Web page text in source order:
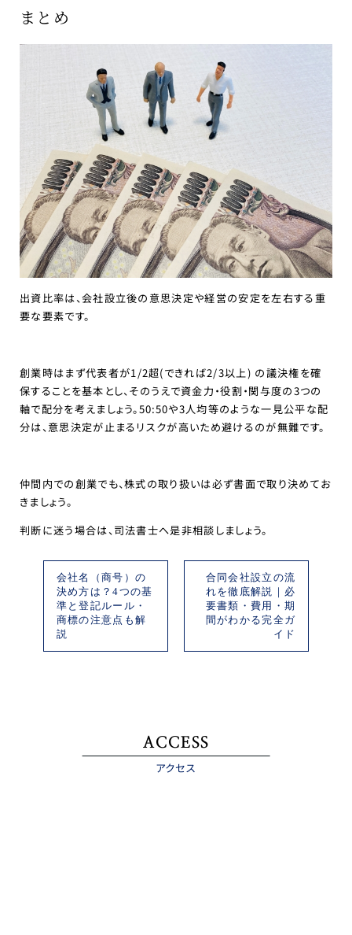
まとめ
出資比率は、会社設立後の意思決定や経営の安定を左右する重
要な要素です。
創業時はまず代表者が1/2超(できれば2/3以上) の議決権を確
保することを基本とし、そのうえで資金力・役割・関与度の3つの
軸で配分を考えましょう。50:50や3人均等のような一見公平な配
分は、意思決定が止まるリスクが高いため避けるのが無難です。
仲間内での創業でも、株式の取り扱いは必ず書面で取り決めてお
きましょう。
判断に迷う場合は、司法書士へ是非相談しましょう。
会社名（商号）の
決め方は？4つの基
準と登記ルール・
商標の注意点も解
説
合同会社設立の流
れを徹底解説｜必
要書類・費用・期
間がわかる完全ガ
イド
ACCESS
アクセス